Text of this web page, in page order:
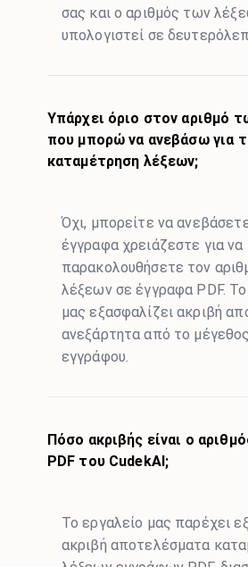
σας και ο αριθμός των
υπολογιστεί σε
Υπάρχει όριο στον αριθμό
που μπορώ να ανεβάσω για
καταμέτρηση λέξεων;
Όχι, μπορείτε να
έγγραφα χρειάζεστε για να
παρακολουθήσετε τον
λέξεων σε έγγραφα PDF. Το
μας εξασφαλίζει ακριβή
ανεξάρτητα από το
εγγράφου.
Πόσο ακριβής είναι ο
PDF του CudekAI;
Το εργαλείο μας παρέχει
ακριβή αποτελέσματα